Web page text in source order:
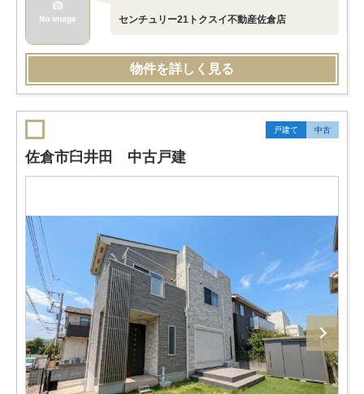
センチュリー21トクスイ不動産佐倉店
物件を詳しく見る
戸建て 中古
佐倉市臼井田 中古戸建